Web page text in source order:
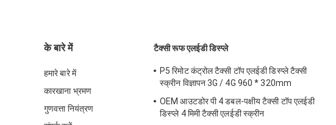
के बारे में
हमारे बारे में
कारखाना भ्रमण
गुणवत्ता नियंत्रण
टैक्सी रूफ एलईडी डिस्प्ले
P5 रिमोट कंट्रोल टैक्सी टॉप एलईडी डिस्प्ले टैक्सी
स्क्रीन विज्ञापन 3G / 4G 960 * 320mm
OEM आउटडोर पी 4 डबल-पक्षीय टैक्सी टॉप एलईडी
डिस्प्ले 4 मिमी टैक्सी एलईडी स्क्रीन